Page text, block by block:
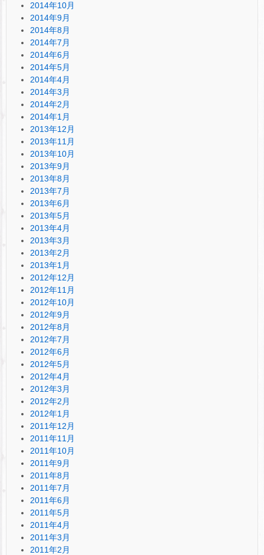
2014年10月
2014年9月
2014年8月
2014年7月
2014年6月
2014年5月
2014年4月
2014年3月
2014年2月
2014年1月
2013年12月
2013年11月
2013年10月
2013年9月
2013年8月
2013年7月
2013年6月
2013年5月
2013年4月
2013年3月
2013年2月
2013年1月
2012年12月
2012年11月
2012年10月
2012年9月
2012年8月
2012年7月
2012年6月
2012年5月
2012年4月
2012年3月
2012年2月
2012年1月
2011年12月
2011年11月
2011年10月
2011年9月
2011年8月
2011年7月
2011年6月
2011年5月
2011年4月
2011年3月
2011年2月